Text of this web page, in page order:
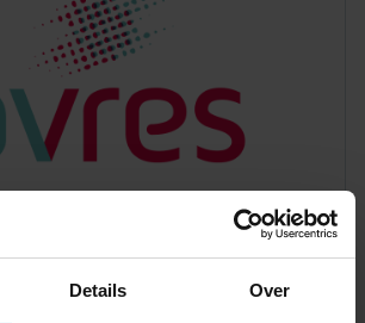
Details Over